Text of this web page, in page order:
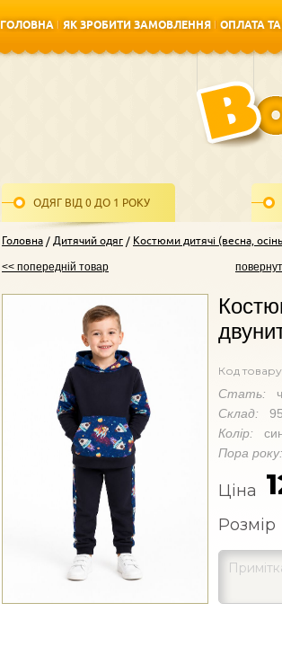
ГОЛОВНА
ЯК ЗРОБИТИ ЗАМОВЛЕННЯ
ОПЛАТА
ОДЯГ ВІД 0 ДО 1 РОКУ
Головна Дитячий одяг Костюми дитячі (весна,
<< попередній товар
Код
Стать:
Склад:
Колір:
Пора
Ціна
Розмір